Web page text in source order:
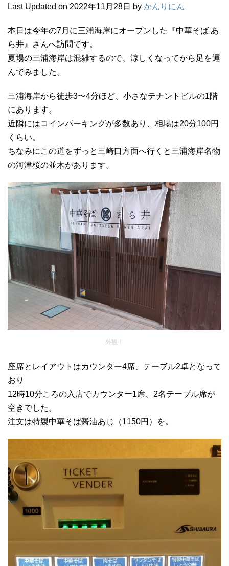
Last Updated on 2022年11月28日 by かんりにん
本日は今年の7月に三浦海岸にオープンした『中華そば あ
ら井』さんへ訪問です。
夏場の三浦海岸は混雑するので、涼しくなってから足を運
んでみました。
三浦海岸から徒歩3〜4分ほど、小さなテナントビルの1階
にあります。
近隣にはコインパーキングが多数あり、相場は20分100円
くらい。
ちなみにこの道をずっと三崎口方面へ行くと三浦海岸名物
の河津桜の並木があります。
外観！
座席とレイアウトはカウンター4席、テーブル2卓となって
おり
12時10分ころの入店でカウンター1席、2名テーブル席が
空きでした。
注文は特製中華そば醤油あじ（1150円）を。